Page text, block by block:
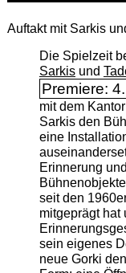
Auftakt mit Sarkis
Die Spielzeit
Sarkisund
Premiere:
mit dem
Sarkis den
eine
Erinnerung
seit den
mitgeprägt
sein eigenes
neue Gorki